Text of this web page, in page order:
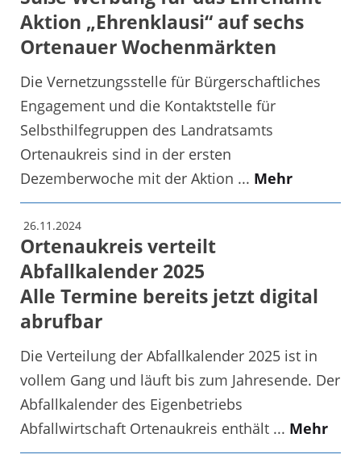
Aktion „Ehrenklausi“ auf sechs
Ortenauer Wochenmärkten
Die Vernetzungsstelle für Bürgerschaftliches
Engagement und die Kontaktstelle für
Selbsthilfegruppen des Landratsamts
Ortenaukreis sind in der ersten
Dezemberwoche mit der Aktion ... Mehr
26.11.2024
Ortenaukreis verteilt
Abfallkalender 2025
Alle Termine bereits jetzt digital
abrufbar
Die Verteilung der Abfallkalender 2025 ist in
vollem Gang und läuft bis zum Jahresende. Der
Abfallkalender des Eigenbetriebs
Abfallwirtschaft Ortenaukreis enthält ... Mehr